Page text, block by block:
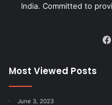
India. Committed to
Most Viewed Posts
June 3, 2023